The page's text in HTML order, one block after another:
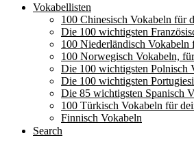
Vokabellisten
100 Chinesisch Vokabeln für
Die 100 wichtigsten
100 Niederländisch
100 Norwegisch Vokabeln,
Die 100 wichtigsten Polnisch
Die 100 wichtigsten
Die 85 wichtigsten Spanisch
100 Türkisch Vokabeln für
Finnisch Vokabeln
Search